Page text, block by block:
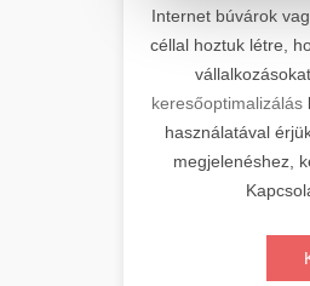
rendelkező
átfogó
kínálunk
modell
diagnosztikai
📊 2.
Átfogó és
marketing
amelyek
Internet búvárok
céllal hoztuk létre,
keresőoptimalizálás
használatával
megjelenéshez,